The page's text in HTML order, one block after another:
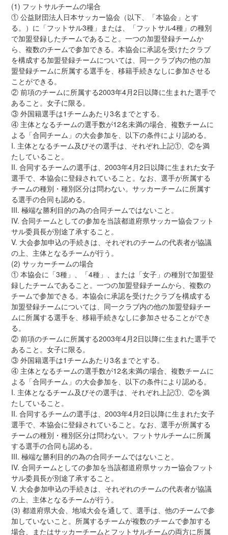
(1) フットサルチームの場合
① 公益財団法人日本サッカー協会（以下、「本協会」とす
る。）に「フットサル3種」または、「フットサル4種」の種別
で加盟登録したチームであること。一つの加盟登録チームか
ら、複数のチームで参加できる。本協会に承認を受けたクラブ
を構成する加盟登録チームについては、同一クラブ内の他の加
盟登録チームに所属する選手を、移籍手続きなしに参加させる
ことができる。
② 前項のチームに所属する2003年4月2日以降に生まれた選手で
あること。女子に限る。
③ 外国籍選手は1チームあたり3名までとする。
④ 主体となるチームの選手数が12名未満の場合、複数チームに
よる「合同チーム」の大会参加を、以下の条件により認める。
I. 主体となるチーム及びその選手は、それぞれ上記①、②を満
たしていること。
II. 合同するチームの選手は、2003年4月2日以降に生まれた女子
選手で、本協会に登録されていること。なお、選手が所属する
チームの種別・種別区分は問わない。サッカーチームに所属す
る選手の合同も認める。
III. 極端な勝利目的の為の合同チームではないこと。
IV. 合同チームとしての参加を当該都道府県サッカー協会フット
サル委員長が別途了承すること。
V. 大会参加申込の手続きは、それぞれのチームの代表者が協議
の上、主体となるチームが行う。
(2) サッカーチームの場合
① 本協会に「3種」、「4種」、または「女子」の種別で加盟登
録したチームであること。一つの加盟登録チームから、複数の
チームで参加できる。本協会に承認を受けたクラブを構成する
加盟登録チームについては、同一クラブ内の他の加盟登録チー
ムに所属する選手を、移籍手続きなしに参加させることができ
る。
② 前項のチームに所属する2003年4月2日以降に生まれた選手で
あること。女子に限る。
③ 外国籍選手は1チームあたり3名までとする。
④ 主体となるチームの選手数が12名未満の場合、複数チームに
よる「合同チーム」の大会参加を、以下の条件により認める。
I. 主体となるチーム及びその選手は、それぞれ上記①、②を満
たしていること。
II. 合同するチームの選手は、2003年4月2日以降に生まれた女子
選手で、本協会に登録されていること。なお、選手が所属する
チームの種別・種別区分は問わない。フットサルチームに所属
する選手の合同も認める。
III. 極端な勝利目的の為の合同チームではないこと。
IV. 合同チームとしての参加を当該都道府県サッカー協会フット
サル委員長が別途了承すること。
V. 大会参加申込の手続きは、それぞれのチームの代表者が協議
の上、主体となるチームが行う。
(3) 都道府県大会、地域大会を通して、選手は、他のチームで参
加していないこと。所属するチームが複数のチームで参加する
場合、またはサッカーチームとフットサルチームの両方に所属